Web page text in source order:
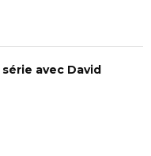
série avec David